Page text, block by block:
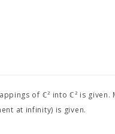
of ℂ² into ℂ² is
at infinity) is given.